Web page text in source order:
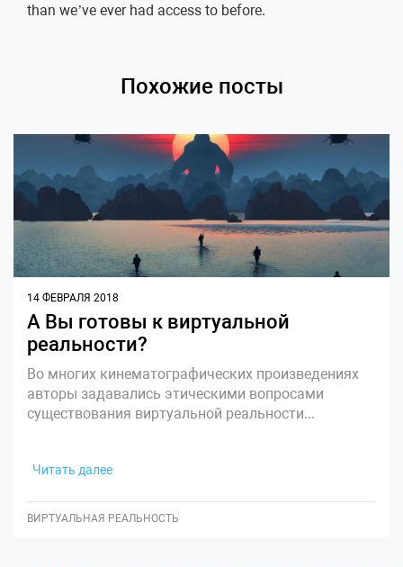
than we’ve ever had access to before.
Похожие посты
14 ФЕВРАЛЯ 2018
А Вы готовы к виртуальной
реальности?
Во многих кинематографических произведениях
авторы задавались этическими вопросами
существования виртуальной реальности...
Читать далее
ВИРТУАЛЬНАЯ РЕАЛЬНОСТЬ